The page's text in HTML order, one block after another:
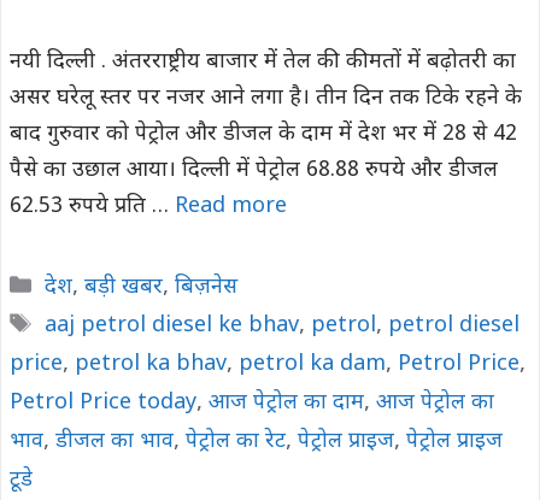
नयी दिल्ली . अंतरराष्ट्रीय बाजार में तेल की कीमतों में बढ़ोतरी का
असर घरेलू स्तर पर नजर आने लगा है। तीन दिन तक टिके रहने के
बाद गुरुवार को पेट्रोल और डीजल के दाम में देश भर में 28 से 42
पैसे का उछाल आया। दिल्ली में पेट्रोल 68.88 रुपये और डीजल
62.53 रुपये प्रति … Read more
Categories
देश, बड़ी खबर, बिज़नेस
Tags
aaj petrol diesel ke bhav, petrol, petrol diesel
price, petrol ka bhav, petrol ka dam, Petrol Price,
Petrol Price today, आज पेट्रोल का दाम, आज पेट्रोल का
भाव, डीजल का भाव, पेट्रोल का रेट, पेट्रोल प्राइज, पेट्रोल प्राइज
टूडे